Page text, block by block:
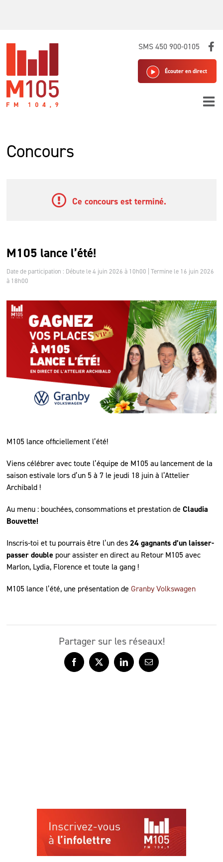
SMS 450 900-0105
Écouter en direct
Concours
Ce concours est terminé.
M105 lance l’été!
Date de participation : Débute le 4 juin 2026 à 10h00 | Termine le 16 juin 2026
à 18h00
M105 lance officiellement l’été!
Viens célébrer avec toute l’équipe de M105 au lancement de la
saison estivale lors d’un 5 à 7 le jeudi 18 juin à l’Attelier
Archibald !
Au menu : bouchées, consommations et prestation deClaudia
Bouvette!
Inscris-toi et tu pourrais être l’un des24 gagnants d’un laisser-
passer double pour assister en direct au Retour M105 avec
Marlon, Lydia, Florence et toute la gang !
M105 lance l’été, une présentation deGranby Volkswagen
Partager sur les réseaux!
Facebook
X LinkedInCourriel